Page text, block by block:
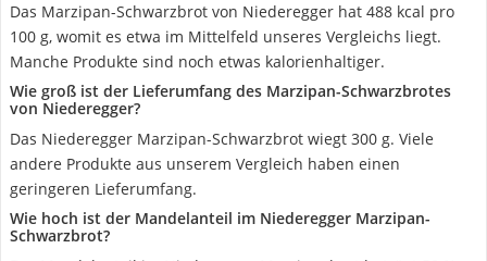
Das Marzipan-Schwarzbrot von Niederegger hat 488 kcal pro
100 g, womit es etwa im Mittelfeld unseres Vergleichs liegt.
Manche Produkte sind noch etwas kalorienhaltiger.
Wie groß ist der Lieferumfang des Marzipan-Schwarzbrotes
von Niederegger?
Das Niederegger Marzipan-Schwarzbrot wiegt 300 g. Viele
andere Produkte aus unserem Vergleich haben einen
geringeren Lieferumfang.
Wie hoch ist der Mandelanteil im Niederegger Marzipan-
Schwarzbrot?